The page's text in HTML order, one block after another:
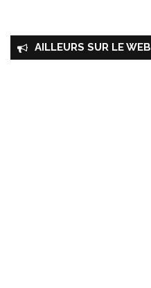
AILLEURS SUR LE WEB